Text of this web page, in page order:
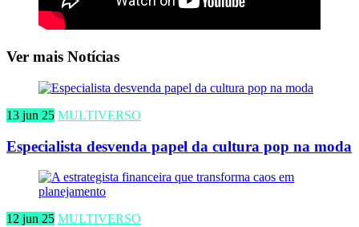
Ver mais Notícias
13 jun 25 MULTIVERSO
Especialista desvenda papel da cultura pop na moda
12 jun 25 MULTIVERSO